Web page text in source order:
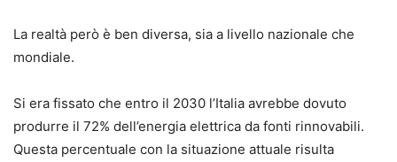
La realtà però è ben diversa, sia a livello nazionale che
mondiale.
Si era fissato che entro il 2030 l’Italia avrebbe dovuto
produrre il 72% dell’energia elettrica da fonti rinnovabili.
Questa percentuale con la situazione attuale risulta